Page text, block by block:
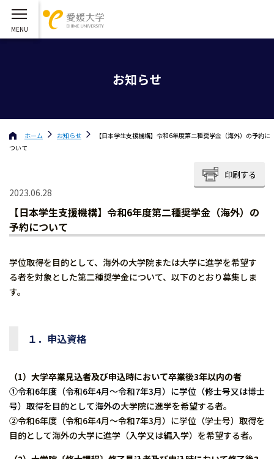
お知らせ
ホーム お知らせ
【日本学生支援機構】令和6年度第二種奨学金（海外）の予約に
ついて
印刷する
2023.06.28
【日本学生支援機構】令和6年度第二種奨学金（海外）の
予約について
学位取得を目的として、海外の大学院または大学に進学を希望す
る者を対象とした第二種奨学金について、以下のとおり募集しま
す。
１．申込資格
（1）大学卒業見込者及び申込時において卒業後3年以内の者
①令和6年度（令和6年4月～令和7年3月）に学位（修士号又は博士
号）取得を目的として海外の大学院に進学を希望する者。
②令和6年度（令和6年4月～令和7年3月）に学位（学士号）取得を
目的として海外の大学に進学（入学又は編入学）を希望する者。